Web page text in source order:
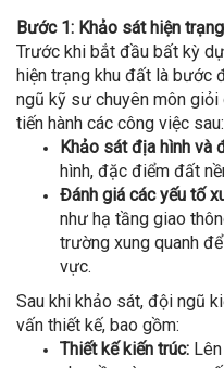
Bước 1: Khảo sát hiện
Trước khi bắt đầu bất kỳ
hiện trạng khu đất là bước
ngũ kỹ sư chuyên môn
tiến hành các công việc sau:
Khảo sát địa hình và
hình, đặc điểm đất
Đánh giá các yếu tố
như hạ tầng giao
trường xung quanh
vực.
Sau khi khảo sát, đội ngũ
vấn thiết kế, bao gồm:
Thiết kế kiến trúc: